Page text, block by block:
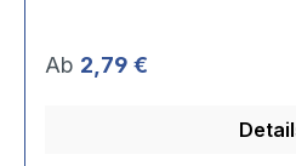
Regulärer Preis:
Ab 2,79 €